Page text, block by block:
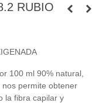
RUBIO
100 ml 90% natural,
permite obtener
la fibra capilar y